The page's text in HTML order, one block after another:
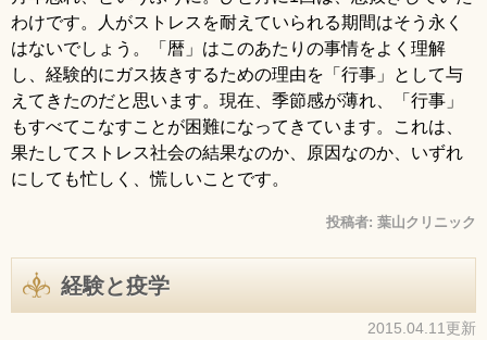
わけです。人がストレスを耐えていられる期間はそう永く
はないでしょう。「暦」はこのあたりの事情をよく理解
し、経験的にガス抜きするための理由を「行事」として与
えてきたのだと思います。現在、季節感が薄れ、「行事」
もすべてこなすことが困難になってきています。これは、
果たしてストレス社会の結果なのか、原因なのか、いずれ
にしても忙しく、慌しいことです。
投稿者: 葉山クリニック
経験と疫学
2015.04.11更新